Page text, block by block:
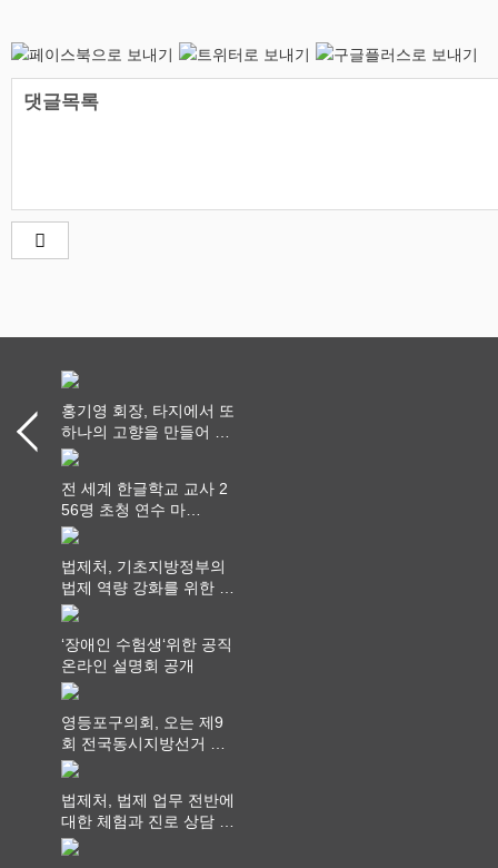
댓글목록
홍기영 회장, 타지에서 또
하나의 고향을 만들어 가
다
전 세계 한글학교 교사 2
56명 초청 연수 마
쳐...“수업은 더 깊게, 교
법제처, 기초지방정부의
법제 역량 강화를 위한 전
라권 현장설명회 개최
‘장애인 수험생‘위한 공직
온라인 설명회 공개
영등포구의회, 오는 제9
회 전국동시지방선거 ‧
"공직사회는 어느 때보다
를 지켜야 할 것"
법제처, 법제 업무 전반에
대한 체험과 진로 상담 기
회 제공